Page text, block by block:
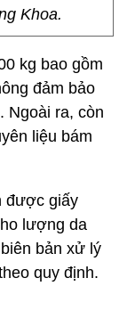
Khoa.
kg bao gồm
đảm bảo
Ngoài ra, còn
liệu bám
được giấy
lượng da
bản xử lý
quy định.